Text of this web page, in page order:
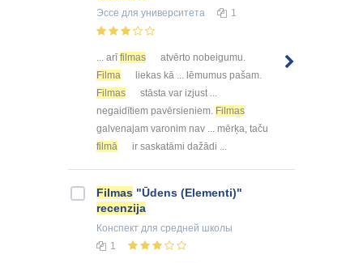
Эссе для университета 1
... arīfilmas
atvērto nobeigumu.
Filma
liekas kā ... lēmumus pašam.
Filmas
stāsta var izjust ...
negaidītiem pavērsieniem. Filmas
galvenajam varonim nav ... mērķa, taču
filmā
ir saskatāmi dažādi ...
Filmas "Ūdens (Elementi)"
recenzija
Конспект для средней школы
1